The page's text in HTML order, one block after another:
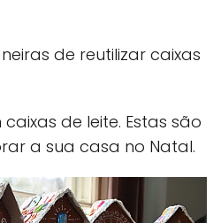
de reutilizar caixas
de leite. Estas são
a sua casa no Natal.